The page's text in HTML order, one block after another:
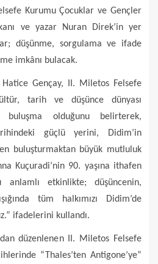
Kurumu Çocuklar ve Gençler
ve yazar Nuran Direk’in yer
düşünme, sorgulama ve ifade
imkânı bulacak.
Hatice Gençay, II. Miletos Felsefe
tarih ve düşünce dünyası
buluşma olduğunu belirterek,
güçlü yerini, Didim’in
buluşturmaktan büyük mutluluk
Kuçuradi’nin 90. yaşına ithafen
anlamlı etkinlikte; düşüncenin,
tüm halkımızı Didim’de
ifadelerini kullandı.
düzenlenen II. Miletos Felsefe
“Thales’ten Antigone’ye”